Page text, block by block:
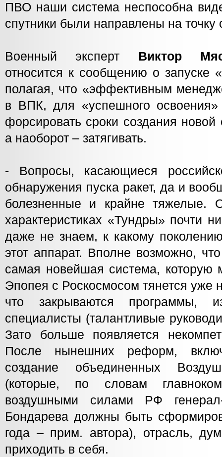
ПВО наши система неспособна
спутники были направлены на точку
Военный эксперт Виктор
относится к сообщению о запуске
полагая, что «эффективным
в ВПК, для «успешного
форсировать сроки создания новой
а наоборот – затягивать.
- Вопросы, касающиеся
обнаружения пуска ракет, да и
болезненные и крайне тяжелые. О
характеристиках «Тундры» почти
даже не знаем, к какому поколению
этот аппарат. Вполне возможно,
самая новейшая система, которую
Эпопея с Роскосмосом тянется уже
что закрываются программы,
специалисты (талантливые
Зато больше появляется
После нынешних реформ,
создание объединенных
(которые, по словам
воздушными силами РФ генерал-
Бондарева должны быть
года – прим. автора), отрасль,
приходить в себя.